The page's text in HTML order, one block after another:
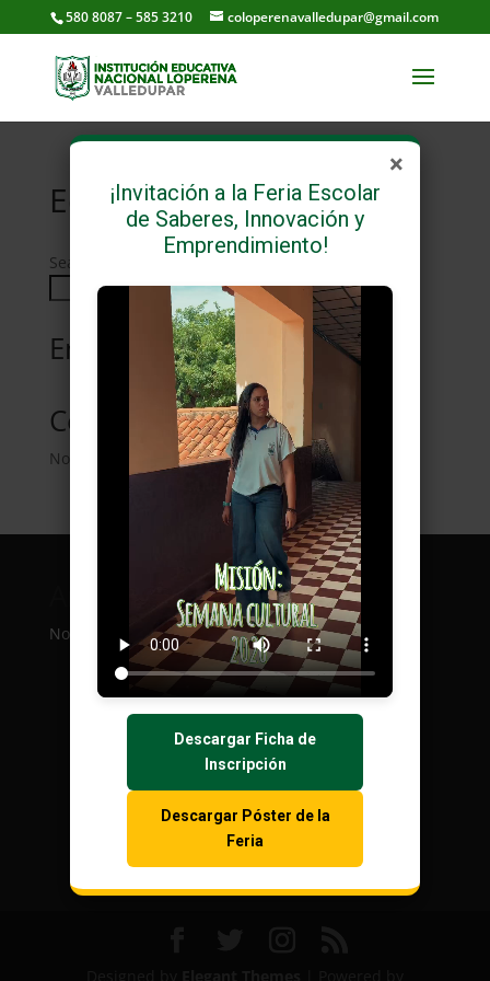
×
¡Invitación a la Feria Escolar
de Saberes, Innovación y
Emprendimiento!
Descargar Ficha de
Inscripción
Descargar Póster de la
Feria
580 8087 – 585 3210 coloperenavalledupar@gmail.com
Educación Artística
Search
Search
Entradas recientes
Comentarios recientes
No comments to show.
No archives to show.
Categorías
No categories